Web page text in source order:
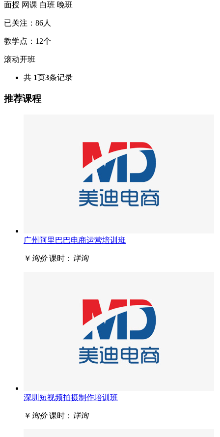
面授 网课 白班 晚班
已关注： 86人
教学点： 12个
滚动开班
共 1页3条记录
推荐课程
广州阿里巴巴电商运营培训班
￥ 询价 课时： 详询
深圳短视频拍摄制作培训班
￥ 询价 课时： 详询